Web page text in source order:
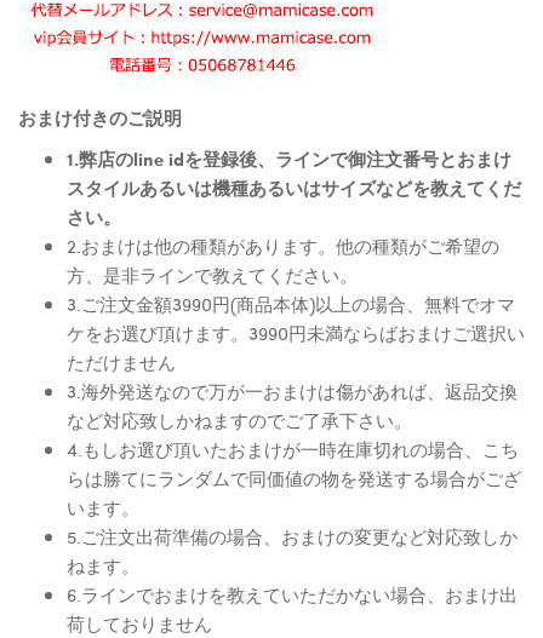
おまけ付きのご説明
1.弊店のline idを登録後、ラインで御注文番号とおまけ
スタイルあるいは機種あるいはサイズなどを教えてくだ
さい。
2.おまけは他の種類があります。他の種類がご希望の
方、是非ラインで教えてください。
3.ご注文金額3990円(商品本体)以上の場合、無料でオマ
ケをお選び頂けます。3990円未満ならばおまけご選択い
ただけません
3.海外発送なので万が一おまけは傷があれば、返品交換
など対応致しかねますのでご了承下さい。
4.もしお選び頂いたおまけが一時在庫切れの場合、こち
らは勝てにランダムで同価値の物を発送する場合がござ
います。
5.ご注文出荷準備の場合、おまけの変更など対応致しか
ねます。
6.ラインでおまけを教えていただかない場合、おまけ出
荷しておりません